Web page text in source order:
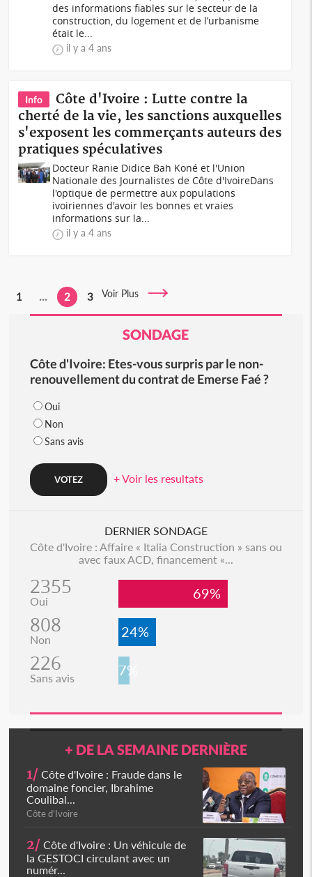
des informations fiables sur le secteur de la
construction, du logement et de l’urbanisme
était le...
il y a 4 ans
Info
Côte d'Ivoire : Lutte contre la
cherté de la vie, les sanctions auxquelles
s'exposent les commerçants auteurs des
pratiques spéculatives
Docteur Ranie Didice Bah Koné et l'Union
Nationale des Journalistes de Côte d'IvoireDans
l'optique de permettre aux populations
ivoiriennes d'avoir les bonnes et vraies
informations sur la...
il y a 4 ans
1 ... 2 3 Voir Plus
SONDAGE
Côte d'Ivoire: Etes-vous surpris par le non-
renouvellement du contrat de Emerse Faé ?
Oui
Non
Sans avis
+ Voir les resultats
DERNIER SONDAGE
Côte d'Ivoire : Affaire « Italia Construction » sans ou
avec faux ACD, financement «...
2355
Oui 69%
808
Non 24%
226
Sans avis 7%
+ DE LA SEMAINE DERNIÈRE
1/ Côte d'Ivoire : Fraude dans le
domaine foncier, Ibrahime
Coulibal...
Côte d'Ivoire
2/ Côte d'Ivoire : Un véhicule de
la GESTOCI circulant avec un
numér...